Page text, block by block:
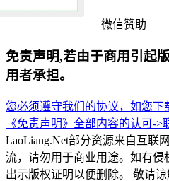
微信赞助
免责声明,若由于商用引起
用者承担。
您必须遵守我们的协议，如您
《免责声明》全部内容的认可->
LaoLiang.Net部分资源来自互联
流，请勿用于商业用途。如有
出示版权证明以便删除。 敬请